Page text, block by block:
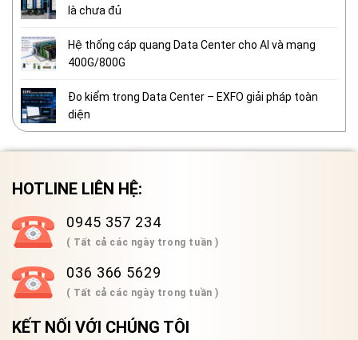
là chưa đủ
Hệ thống cáp quang Data Center cho AI và mạng
400G/800G
Đo kiểm trong Data Center – EXFO giải pháp toàn
diện
HOTLINE LIÊN HỆ:
0945 357 234
( Tất cả các ngày trong tuần )
036 366 5629
( Tất cả các ngày trong tuần )
KẾT NỐI VỚI CHÚNG TÔI